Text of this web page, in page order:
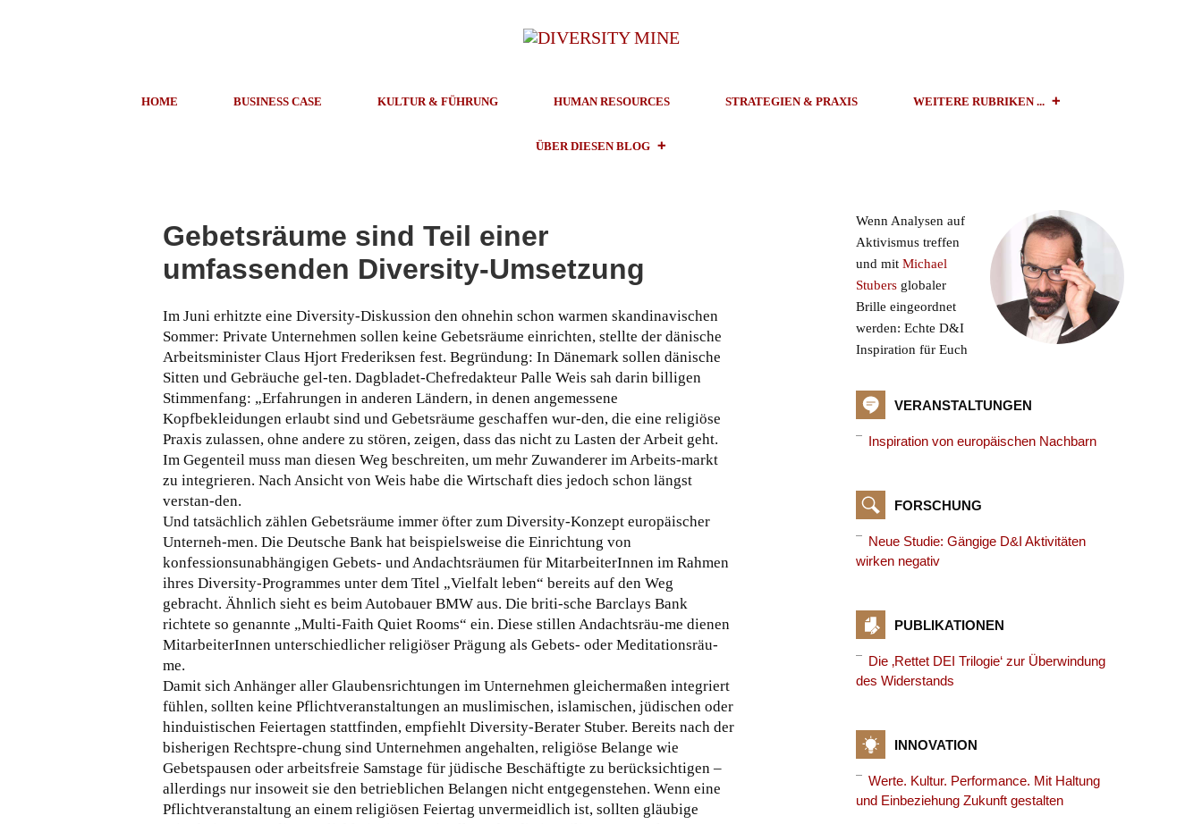
HOME BUSINESS CASE KULTUR & FÜHRUNG HUMAN RESOURCES STRATEGIEN & PRAXIS WEITERE RUBRIKEN ...
ÜBER DIESEN BLOG
Gebetsräume sind Teil einer
umfassenden Diversity-Umsetzung
Im Juni erhitzte eine Diversity-Diskussion den ohnehin schon warmen skandinavischen
Sommer: Private Unternehmen sollen keine Gebetsräume einrichten, stellte der dänische
Arbeitsminister Claus Hjort Frederiksen fest. Begründung: In Dänemark sollen dänische
Sitten und Gebräuche gel-ten. Dagbladet-Chefredakteur Palle Weis sah darin billigen
Stimmenfang: „Erfahrungen in anderen Ländern, in denen angemessene
Kopfbekleidungen erlaubt sind und Gebetsräume geschaffen wur-den, die eine religiöse
Praxis zulassen, ohne andere zu stören, zeigen, dass das nicht zu Lasten der Arbeit geht.
Im Gegenteil muss man diesen Weg beschreiten, um mehr Zuwanderer im Arbeits-markt
zu integrieren. Nach Ansicht von Weis habe die Wirtschaft dies jedoch schon längst
verstan-den.
Und tatsächlich zählen Gebetsräume immer öfter zum Diversity-Konzept europäischer
Unterneh-men. Die Deutsche Bank hat beispielsweise die Einrichtung von
konfessionsunabhängigen Gebets- und Andachtsräumen für MitarbeiterInnen im Rahmen
ihres Diversity-Programmes unter dem Titel „Vielfalt leben“ bereits auf den Weg
gebracht. Ähnlich sieht es beim Autobauer BMW aus. Die briti-sche Barclays Bank
richtete so genannte „Multi-Faith Quiet Rooms“ ein. Diese stillen Andachtsräu-me dienen
MitarbeiterInnen unterschiedlicher religiöser Prägung als Gebets- oder Meditationsräu-
me.
Damit sich Anhänger aller Glaubensrichtungen im Unternehmen gleichermaßen integriert
fühlen, sollten keine Pflichtveranstaltungen an muslimischen, islamischen, jüdischen oder
hinduistischen Feiertagen stattfinden, empfiehlt Diversity-Berater Stuber. Bereits nach der
bisherigen Rechtspre-chung sind Unternehmen angehalten, religiöse Belange wie
Gebetspausen oder arbeitsfreie Samstage für jüdische Beschäftigte zu berücksichtigen –
allerdings nur insoweit sie den betrieblichen Belangen nicht entgegenstehen. Wenn eine
Pflichtveranstaltung an einem religiösen Feiertag unvermeidlich ist, sollten gläubige
Wenn Analysen auf
Aktivismus treffen
und mit Michael
Stubers globaler
Brille eingeordnet
werden: Echte D&I
Inspiration für Euch
VERANSTALTUNGEN
Inspiration von europäischen Nachbarn
FORSCHUNG
Neue Studie: Gängige D&I Aktivitäten
wirken negativ
PUBLIKATIONEN
Die ‚Rettet DEI Trilogie‘ zur Überwindung
des Widerstands
INNOVATION
Werte. Kultur. Performance. Mit Haltung
und Einbeziehung Zukunft gestalten